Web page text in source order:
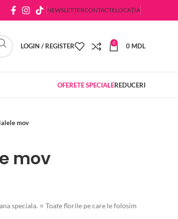
NEWSLETTERCONTACTELOCAȚIA
LOGIN / REGISTER 0 0 MDL
OFERETE SPECIALEREDUCERI
mov
mov
speciala. ⭐ Toate florile pe care le folosim